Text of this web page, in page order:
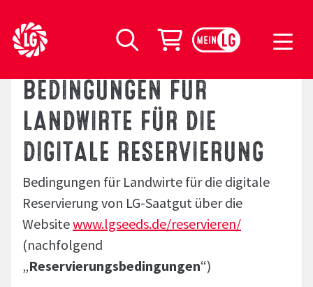
LG Seeds Logo
Suche
Warenkorb
BEDINGUNGEN FÜR
LANDWIRTE FÜR DIE
DIGITALE RESERVIERUNG
Bedingungen für Landwirte für die digitale
Reservierung von LG-Saatgut über die
Websitewww.lgseeds.de/reservieren/
(nachfolgend
„Reservierungsbedingungen“)